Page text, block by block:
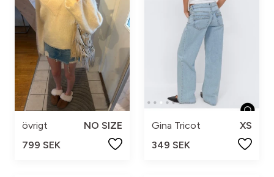
övrigt
NO SIZE
799 SEK
Gina Tricot
XS
349 SEK